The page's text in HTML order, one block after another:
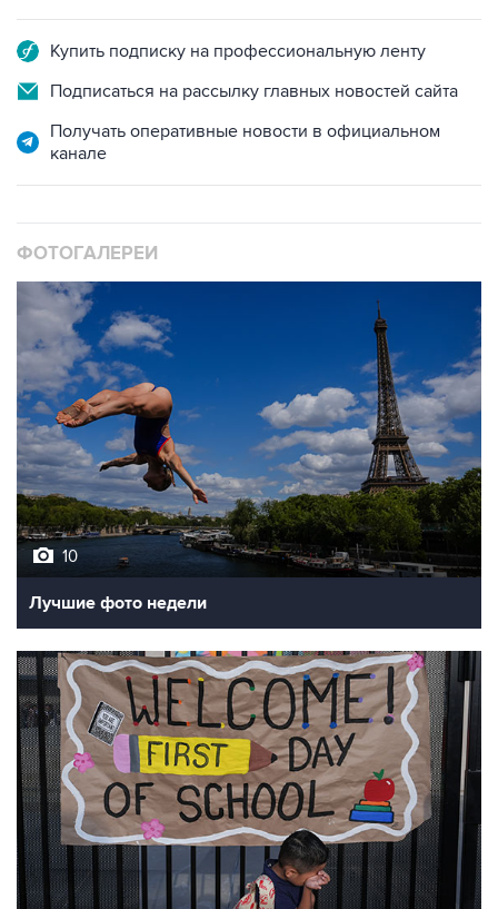
Купить подписку на профессиональную ленту
Подписаться на рассылку главных новостей сайта
Получать оперативные новости в официальном
канале
ФОТОГАЛЕРЕИ
10
Лучшие фото недели